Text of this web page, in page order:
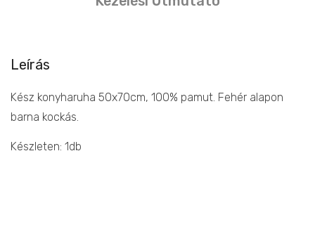
Leírás
Kész konyharuha 50x70cm, 100% pamut. Fehér alapon
barna kockás.
Készleten: 1db